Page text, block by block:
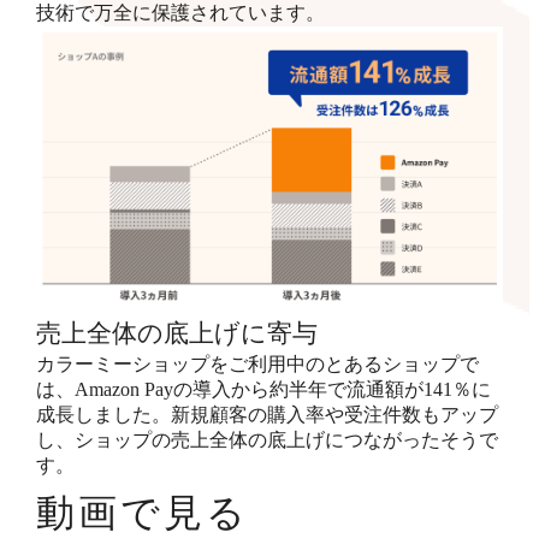
技術で万全に保護されています。
売上全体の底上げに寄与
カラーミーショップをご利用中のとあるショップで
は、Amazon Payの導入から約半年で流通額が141％に
成長しました。新規顧客の購入率や受注件数もアップ
し、ショップの売上全体の底上げにつながったそうで
す。
動画で見る